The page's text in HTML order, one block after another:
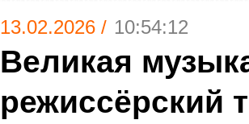
13.02.2026 / 10:54:12
Великая
режиссёрский